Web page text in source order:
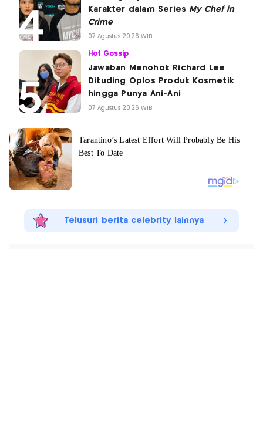
Karakter dalam Series My Chef in
Crime
07 Agustus 2026 WIB
Hot Gossip
Jawaban Menohok Richard Lee
Dituding Oplos Produk Kosmetik
hingga Punya Ani-Ani
07 Agustus 2026 WIB
Telusuri berita celebrity lainnya